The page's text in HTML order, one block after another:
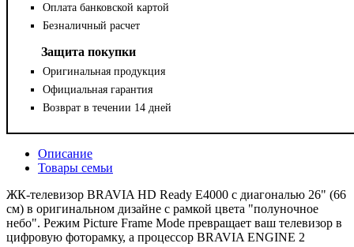
Оплата банковской картой
Безналичный расчет
Защита покупки
Оригинальная продукция
Официальная гарантия
Возврат в течении 14 дней
Описание
Товары семьи
ЖК-телевизор BRAVIA HD Ready E4000 с диагональю 26" (66
см) в оригинальном дизайне с рамкой цвета "полуночное
небо". Режим Picture Frame Mode превращает ваш телевизор в
цифровую фоторамку, а процессор BRAVIA ENGINE 2